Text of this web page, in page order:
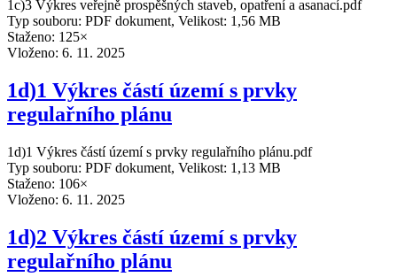
1c)3 Výkres veřejně prospěšných staveb, opatření a asanací.pdf
Typ souboru: PDF dokument, Velikost: 1,56 MB
Staženo: 125×
Vloženo: 6. 11. 2025
1d)1 Výkres částí území s prvky
regulařního plánu
1d)1 Výkres částí území s prvky regulařního plánu.pdf
Typ souboru: PDF dokument, Velikost: 1,13 MB
Staženo: 106×
Vloženo: 6. 11. 2025
1d)2 Výkres částí území s prvky
regulařního plánu